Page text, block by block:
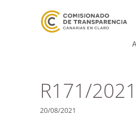
R171/2021
20/08/2021